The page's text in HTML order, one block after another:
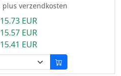
plus verzendkosten
EUR
EUR
EUR